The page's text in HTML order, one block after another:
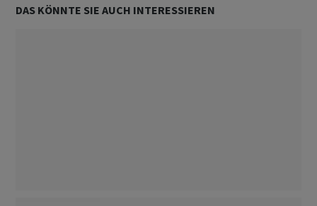
DAS KÖNNTE SIE AUCH INTERESSIEREN